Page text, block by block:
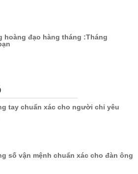
hoàng đạo hàng tháng :Tháng
tay chuẩn xác cho người chỉ yêu
số vận mệnh chuẩn xác cho đàn ông